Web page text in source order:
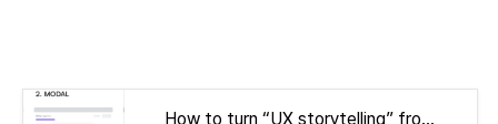
How to turn “UX storytelling” from buzzword to powerful tool